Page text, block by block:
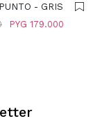
- GRIS
PYG 179.000